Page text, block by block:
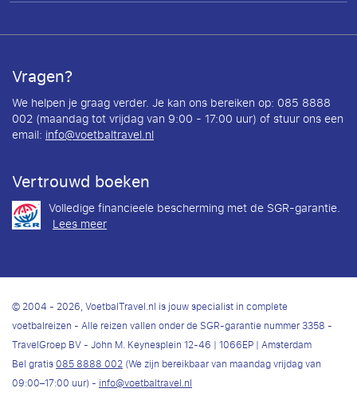
Vragen?
We helpen je graag verder. Je kan ons bereiken op: 085 8888
002 (maandag tot vrijdag van 9:00 - 17:00 uur) of stuur ons een
email: info@voetbaltravel.nl
Vertrouwd boeken
Volledige financieele bescherming met de SGR-garantie.
Lees meer
© 2004 - 2026, VoetbalTravel.nl is jouw specialist in complete
voetbalreizen - Alle reizen vallen onder de SGR-garantie nummer 3358 -
TravelGroep BV - John M. Keynesplein 12-46 | 1066EP | Amsterdam
Bel gratis085 8888 002(We zijn bereikbaar van maandag vrijdag van
09:00–17:00 uur) -info@voetbaltravel.nl